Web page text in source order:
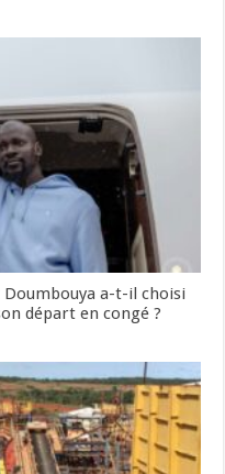
a-t-il choisi
départ en congé ?